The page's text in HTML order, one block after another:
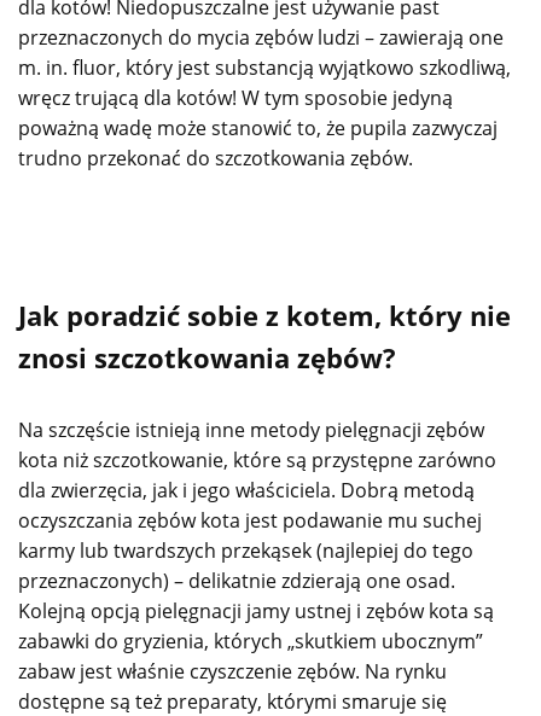
dla kotów! Niedopuszczalne jest używanie past
przeznaczonych do mycia zębów ludzi – zawierają one
m. in. fluor, który jest substancją wyjątkowo szkodliwą,
wręcz trującą dla kotów! W tym sposobie jedyną
poważną wadę może stanowić to, że pupila zazwyczaj
trudno przekonać do szczotkowania zębów.
Jak poradzić sobie z kotem, który nie
znosi szczotkowania zębów?
Na szczęście istnieją inne metody pielęgnacji zębów
kota niż szczotkowanie, które są przystępne zarówno
dla zwierzęcia, jak i jego właściciela. Dobrą metodą
oczyszczania zębów kota jest podawanie mu suchej
karmy lub twardszych przekąsek (najlepiej do tego
przeznaczonych) – delikatnie zdzierają one osad.
Kolejną opcją pielęgnacji jamy ustnej i zębów kota są
zabawki do gryzienia, których „skutkiem ubocznym”
zabaw jest właśnie czyszczenie zębów. Na rynku
dostępne są też preparaty, którymi smaruje się